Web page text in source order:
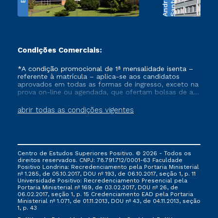
S
a
n
t
o
s
A
n
d
r
a
d
Condições Comerciais:
abrir todas as condições vigentes
*A condição promocional de 1ª mensalidade isenta –
referente à matrícula – aplica-se aos candidatos
aprovados em todas as formas de ingresso, exceto na
prova on-line ou agendada, que ofertam bolsas de até
vigente, que ainda não tenham efetivado e/ou não
tenham cancelado ou trancado sua matrícula em uma
via FIES, Prouni e outros programas governamentais, e
não se acumula com nenhuma outra campanha
ofertada pela Instituição.
Centro de Estudos Superiores Positivo. © 2026 - Todos os
direitos reservados. CNPJ: 78.791.712/0001-63 Faculdade
Positivo Londrina: Recredenciamento pela Portaria Ministerial
nº 1.285, de 05.10.2017, DOU nº 193, de 06.10.2017, seção 1, p. 11
Universidade Positivo: Recredenciamento Presencial ​pela
Portaria Ministerial nº 169, de 03.02.2017, DOU nº 26, de
06.02.2017, seção 1, p. 15 Credenciamento EAD pela Portaria
Ministerial nº 1.071, de 01.11.2013, DOU nº 43, de 04.11.2013, seção
1, p. 43